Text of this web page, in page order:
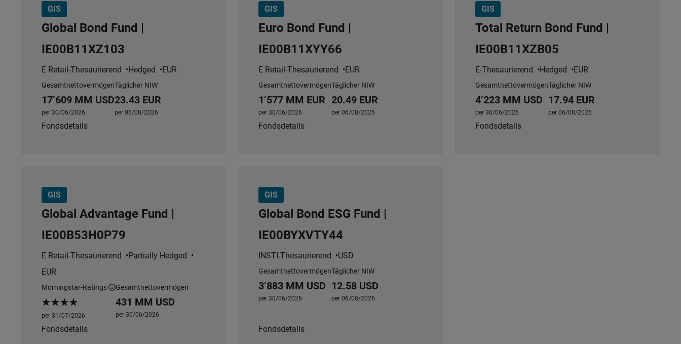
GIS
Global Bond Fund |
IE00B11XZ103
E Retail-Thesaurierend Hedged EUR
Gesamtnettovermögen
17’609 MM USD
per 30/06/2026
Täglicher NIW
23.43 EUR
per 06/08/2026
Fondsdetails
GIS
Euro Bond Fund |
IE00B11XYY66
E Retail-Thesaurierend EUR
Gesamtnettovermögen
1’577 MM EUR
per 30/06/2026
Täglicher NIW
20.49 EUR
per 06/08/2026
Fondsdetails
GIS
Total Return Bond Fund |
IE00B11XZB05
E-Thesaurierend Hedged EUR
Gesamtnettovermögen
4’223 MM USD
per 30/06/2026
Täglicher NIW
17.94 EUR
per 06/08/2026
Fondsdetails
GIS
Global Advantage Fund |
IE00B53H0P79
E Retail-Thesaurierend
Partially Hedged
EUR
Morningstar-Ratings
Morningstar Rating
per 31/07/2026
Gesamtnettovermögen
431 MM USD
per 30/06/2026
Fondsdetails
GIS
Global Bond ESG Fund |
IE00BYXVTY44
INSTI-Thesaurierend USD
Gesamtnettovermögen
3’883 MM USD
per 30/06/2026
Täglicher NIW
12.58 USD
per 06/08/2026
Fondsdetails